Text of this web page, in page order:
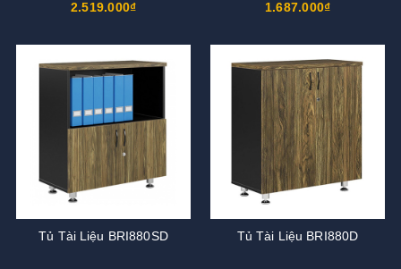
2.519.000₫ 1.687.000₫
Tủ Tài Liệu BRI880SD Tủ Tài Liệu BRI880D